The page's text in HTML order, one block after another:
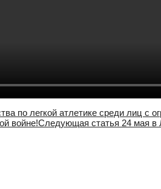
по легкой атлетике среди лиц с
войне!Следующая статья 24 мая в